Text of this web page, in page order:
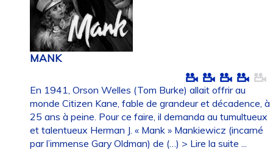
MANK
En 1941, Orson Welles (Tom Burke) allait offrir au
monde Citizen Kane, fable de grandeur et décadence, à
25 ans à peine. Pour ce faire, il demanda au tumultueux
et talentueux Herman J. « Mank » Mankiewicz (incarné
par l’immense Gary Oldman) de (…) > Lire la suite ...